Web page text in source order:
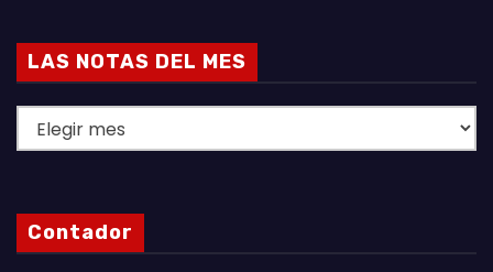
LAS NOTAS DEL MES
A
N
OContador